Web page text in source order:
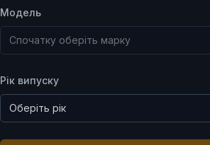
Модель
Спочатку оберіть марку
Рік випуску
Оберіть рік